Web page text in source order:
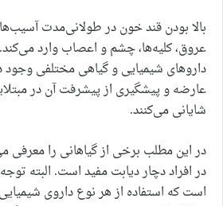
بالا بودن قند خون در طولانی‌مدت
عروق، کلیه‌ها، چشم و اعصاب وارد
داروهای شیمیایی و گیاهی مختلفی وجود
عارضه و پیشگیری از پیشرفت آن در
شایانی می‌کنند.
در این مطلب برخی از گیاهانی را
در افراد دچار دیابت مفید است. البته
است که استفاده از هر نوع داروی